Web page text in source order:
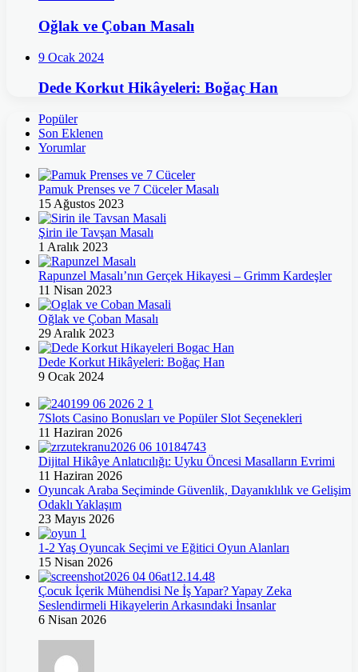
Oğlak ve Çoban Masalı
9 Ocak 2024
Dede Korkut Hikâyeleri: Boğaç Han
Popüler
Son Eklenen
Yorumlar
Pamuk Prenses ve 7 Cüceler Masalı
15 Ağustos 2023
Şirin ile Tavşan Masalı
1 Aralık 2023
Rapunzel Masalı’nın Gerçek Hikayesi – Grimm Kardeşler
11 Nisan 2023
Oğlak ve Çoban Masalı
29 Aralık 2023
Dede Korkut Hikâyeleri: Boğaç Han
9 Ocak 2024
7Slots Casino Bonusları ve Popüler Slot Seçenekleri
11 Haziran 2026
Dijital Hikâye Anlatıcılığı: Uyku Öncesi Masalların Evrimi
11 Haziran 2026
Oyuncak Araba Seçiminde Güvenlik, Dayanıklılık ve Gelişim
Odaklı Yaklaşım
23 Mayıs 2026
1-2 Yaş Oyuncak Seçimi ve Eğitici Oyun Alanları
15 Nisan 2026
Çocuk İçerik Mühendisi Ne İş Yapar? Yapay Zeka
Seslendirmeli Hikayelerin Arkasındaki İnsanlar
6 Nisan 2026